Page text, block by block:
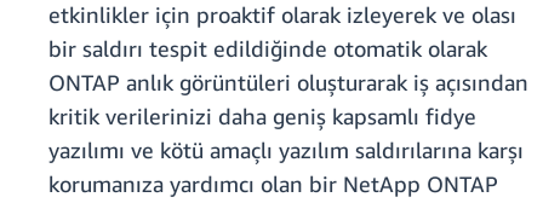
etkinlikler için proaktif olarak izleyerek ve olası
bir saldırı tespit edildiğinde otomatik olarak
ONTAP anlık görüntüleri oluşturarak iş açısından
kritik verilerinizi daha geniş kapsamlı fidye
yazılımı ve kötü amaçlı yazılım saldırılarına karşı
korumanıza yardımcı olan bir NetApp ONTAP